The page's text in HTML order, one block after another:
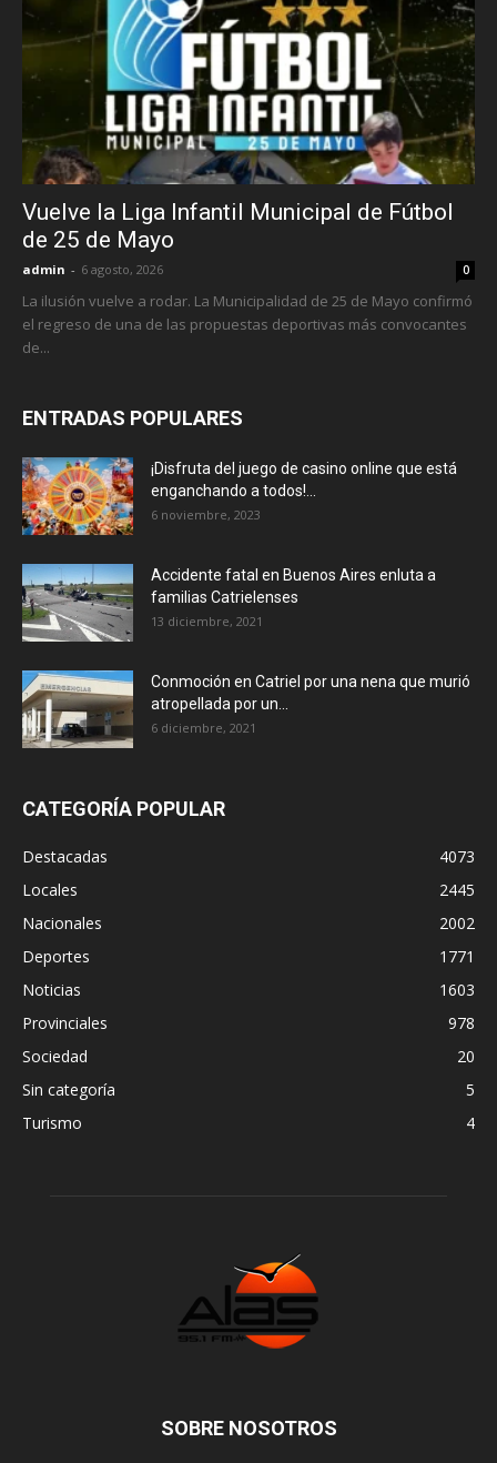
Vuelve la Liga Infantil Municipal de Fútbol
de 25 de Mayo
admin - 6 agosto, 2026 0
La ilusión vuelve a rodar. La Municipalidad de 25 de Mayo confirmó
el regreso de una de las propuestas deportivas más convocantes
de...
ENTRADAS POPULARES
¡Disfruta del juego de casino online que está
enganchando a todos!...
6 noviembre, 2023
Accidente fatal en Buenos Aires enluta a
familias Catrielenses
13 diciembre, 2021
Conmoción en Catriel por una nena que murió
atropellada por un...
6 diciembre, 2021
CATEGORÍA POPULAR
Destacadas
4073
Locales
2445
Nacionales
2002
Deportes
1771
Noticias
1603
Provinciales
978
Sociedad
20
Sin categoría
5
Turismo
4
SOBRE NOSOTROS